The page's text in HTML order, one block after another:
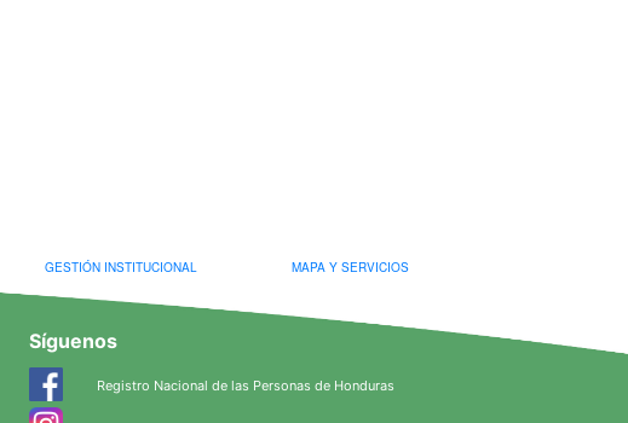
GESTIÓN INSTITUCIONAL MAPA Y SERVICIOS
Síguenos
Registro Nacional de las Personas de Honduras